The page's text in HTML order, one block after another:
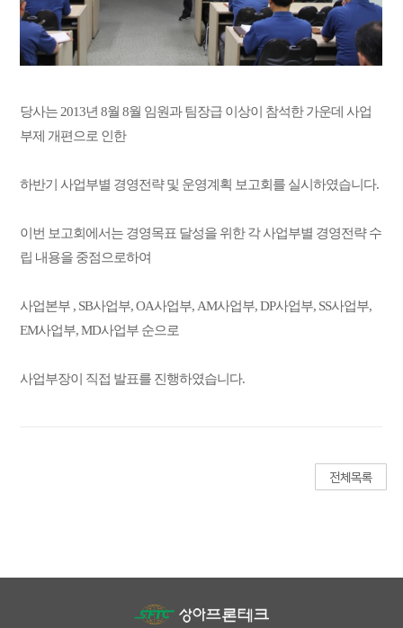
당사는 2013년 8월 8월 임원과 팀장급 이상이 참석한 가운데 사업
부제 개편으로 인한
하반기 사업부별 경영전략 및 운영계획 보고회를 실시하였습니다.
이번 보고회에서는 경영목표 달성을 위한 각 사업부별 경영전략 수
립 내용을 중점으로하여
사업본부 , SB사업부, OA사업부, AM사업부, DP사업부, SS사업부,
EM사업부, MD사업부 순으로
사업부장이 직접 발표를 진행하였습니다.